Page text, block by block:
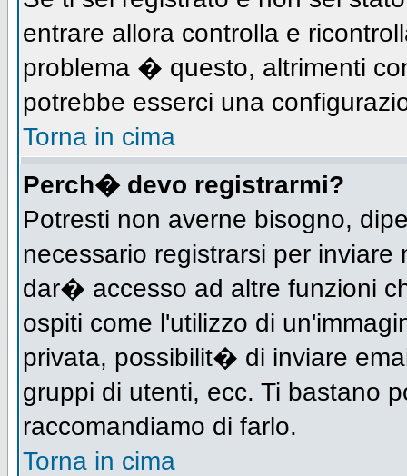
entrare allora controlla e
problema � questo, altrimenti
potrebbe esserci una
Torna in cima
Perch� devo registrarmi?
Potresti non averne bisogno,
necessario registrarsi per
dar� accesso ad altre funzioni
ospiti come l'utilizzo di
privata, possibilit� di inviare
gruppi di utenti, ecc. Ti bastano
raccomandiamo di farlo.
Torna in cima